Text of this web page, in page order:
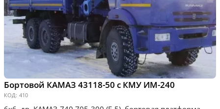
Бортовой КАМАЗ 43118-50 с КМУ ИМ-240
КОД: 410